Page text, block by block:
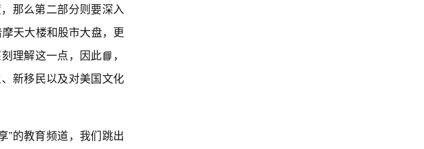
那么第二部分则要深入
天大楼和股市大盘，更
理解这一点，因此📘，
新移民以及对美国文化
”的教育频道，我们跳出